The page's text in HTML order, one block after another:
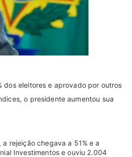
dos eleitores e aprovado por outros
o presidente aumentou sua
rejeição chegava a 51% e a
Investimentos e ouviu 2.004